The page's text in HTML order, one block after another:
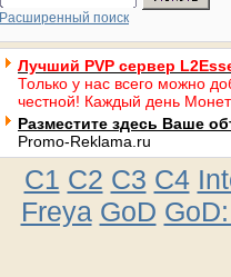
Расширенный поиск
Лучший PVP сервер
Только у нас всего можно
честной! Каждый день
Разместите здесь Ваше
Promo-Reklama.ru
C1 C2 C3 C4
Freya GoD